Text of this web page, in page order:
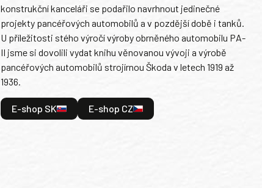
konstrukční kanceláři se podařilo navrhnout jedinečné
projekty pancéřových automobilů a v pozdější době i tanků.
U příležitosti stého výročí výroby obrněného automobilu PA-
II jsme si dovolili vydat knihu věnovanou vývoji a výrobě
pancéřových automobilů strojírnou Škoda v letech 1919 až
1936.
E-shop SK E-shop CZ